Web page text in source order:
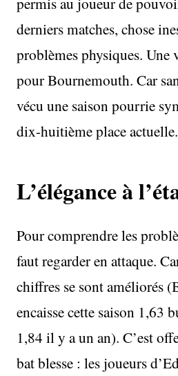
derniers matches, chose
problèmes physiques. Une
pour Bournemouth. Car
vécu une saison pourrie
dix-huitième place actuelle.
L’élégance à
Pour comprendre les
faut regarder en attaque.
chiffres se sont améliorés
encaisse cette saison 1,63
1,84 il y a un an). C’est
bat blesse : les joueurs